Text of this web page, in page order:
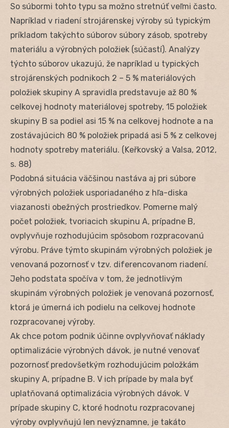
So súbormi tohto typu sa možno stretnúť veľmi často.
Napríklad v riadení strojárenskej výroby sú typickým
príkladom takýchto súborov súbory zásob, spotreby
materiálu a výrobných položiek (súčastí). Analýzy
týchto súborov ukazujú, že napríklad u typických
strojárenských podnikoch 2 – 5 % materiálových
položiek skupiny A spravidla predstavuje až 80 %
celkovej hodnoty materiálovej spotreby, 15 položiek
skupiny B sa podiel asi 15 % na celkovej hodnote a na
zostávajúcich 80 % položiek pripadá asi 5 % z celkovej
hodnoty spotreby materiálu. (Keřkovský a Valsa, 2012,
s. 88)
Podobná situácia väčšinou nastáva aj pri súbore
výrobných položiek usporiadaného z hľa-diska
viazanosti obežných prostriedkov. Pomerne malý
počet položiek, tvoriacich skupinu A, prípadne B,
ovplyvňuje rozhodujúcim spôsobom rozpracovanú
výrobu. Práve týmto skupinám výrobných položiek je
venovaná pozornosť v tzv. diferencovanom riadení.
Jeho podstata spočíva v tom, že jednotlivým
skupinám výrobných položiek je venovaná pozornosť,
ktorá je úmerná ich podielu na celkovej hodnote
rozpracovanej výroby.
Ak chce potom podnik účinne ovplyvňovať náklady
optimalizácie výrobných dávok, je nutné venovať
pozornosť predovšetkým rozhodujúcim položkám
skupiny A, prípadne B. V ich prípade by mala byť
uplatňovaná optimalizácia výrobných dávok. V
prípade skupiny C, ktoré hodnotu rozpracovanej
výroby ovplyvňujú len nevýznamne, je takáto